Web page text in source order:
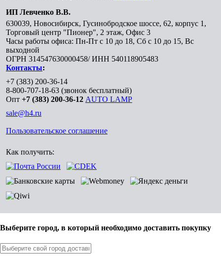
ИП Левченко В.В.
630039, Новосибирск, Гусинобродское шоссе, 62, корпус 1,
Торговый центр "Пионер", 2 этаж, Офис 3
Часы работы офиса: Пн-Пт с 10 до 18, Сб с 10 до 15, Вс
выходной
ОГРН 314547630000458/ ИНН 540118905483
Контакты:
+7 (383) 200-36-14
8-800-707-18-63 (звонок бесплатный)
Опт +7 (383) 200-36-12 AUTO LAMP
sale@h4.ru
Пользовательское соглашение
Как получить:
Выберите город, в который необходимо доставить покупку